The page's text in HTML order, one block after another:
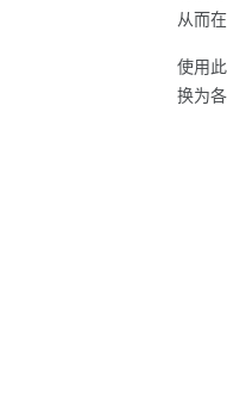
从而
使用
换为